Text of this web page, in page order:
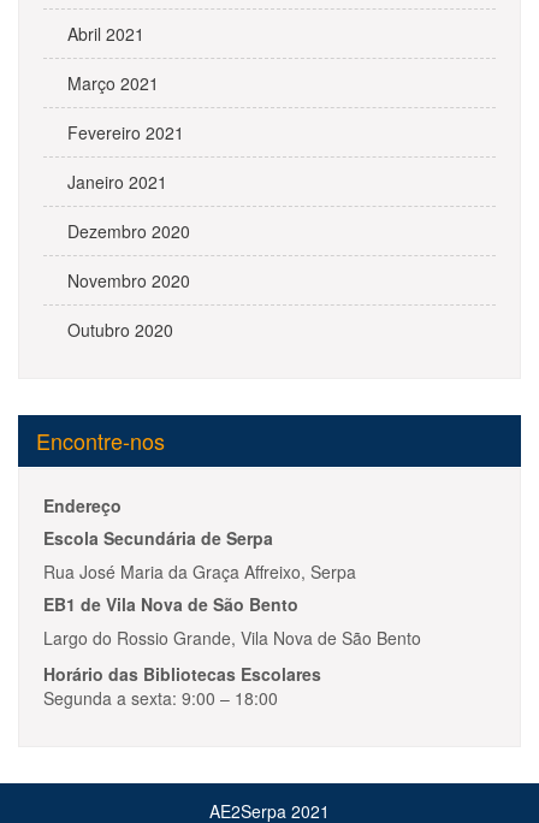
Abril 2021
Março 2021
Fevereiro 2021
Janeiro 2021
Dezembro 2020
Novembro 2020
Outubro 2020
Encontre-nos
Endereço
Escola Secundária de Serpa
Rua José Maria da Graça Affreixo, Serpa
EB1 de Vila Nova de São Bento
Largo do Rossio Grande, Vila Nova de São Bento
Horário das Bibliotecas Escolares
Segunda a sexta: 9:00 – 18:00
AE2Serpa 2021